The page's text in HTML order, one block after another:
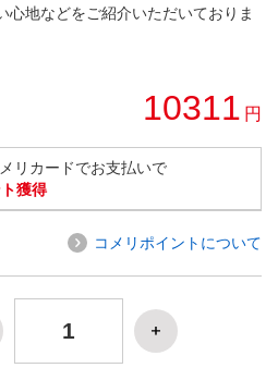
心地などをご紹介いただいておりま
10311 円
リカードでお支払いで
獲得
コメリポイントについて